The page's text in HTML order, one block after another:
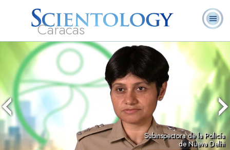
Caracas
L. Ronald
Hubbard
¿Qué es
Scientology?
Ministros
Voluntarios
Preguntas
Frecuentes
Libros
Subinspectora de la Policía
de Nueva Delhi